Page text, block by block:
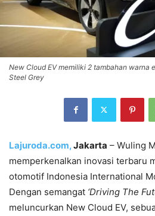
New Cloud EV memiliki 2 tambahan warna
Steel Grey
Lajuroda.com,Jakarta – Wuling
memperkenalkan inovasi terbaru
otomotif Indonesia International
Dengan semangat ‘Driving The
meluncurkan New Cloud EV,